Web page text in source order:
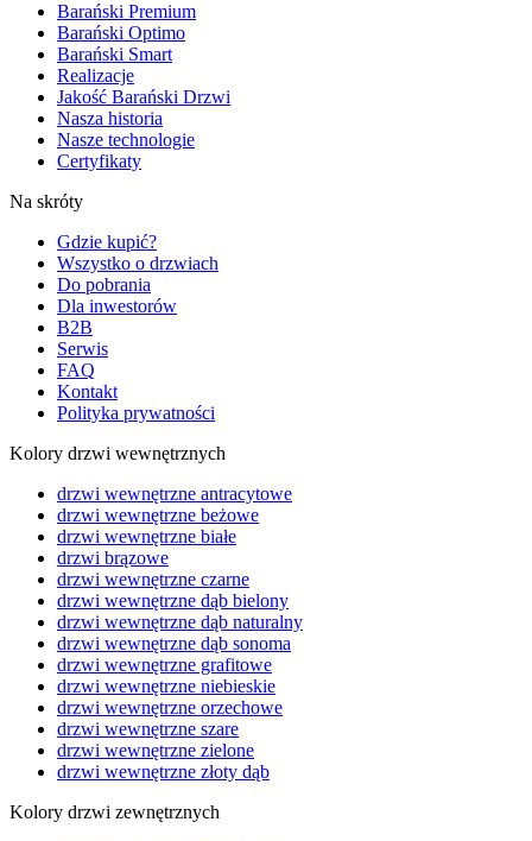
Barański Premium
Barański Optimo
Barański Smart
Realizacje
Jakość Barański Drzwi
Nasza historia
Nasze technologie
Certyfikaty
Na skróty
Gdzie kupić?
Wszystko o drzwiach
Do pobrania
Dla inwestorów
B2B
Serwis
FAQ
Kontakt
Polityka prywatności
Kolory drzwi wewnętrznych
drzwi wewnętrzne antracytowe
drzwi wewnętrzne beżowe
drzwi wewnętrzne białe
drzwi brązowe
drzwi wewnętrzne czarne
drzwi wewnętrzne dąb bielony
drzwi wewnętrzne dąb naturalny
drzwi wewnętrzne dąb sonoma
drzwi wewnętrzne grafitowe
drzwi wewnętrzne niebieskie
drzwi wewnętrzne orzechowe
drzwi wewnętrzne szare
drzwi wewnętrzne zielone
drzwi wewnętrzne złoty dąb
Kolory drzwi zewnętrznych